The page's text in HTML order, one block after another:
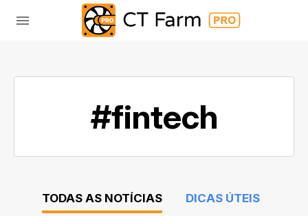
#fintech
TODAS AS NOTÍCIAS DICAS ÚTEIS